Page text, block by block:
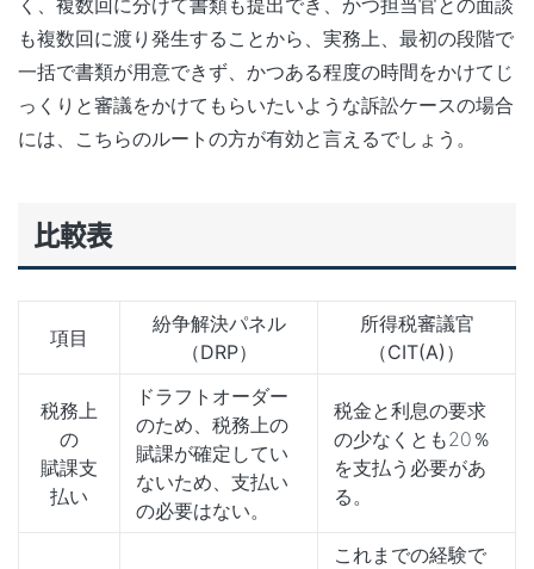
く、複数回に分けて書類も提出でき、かつ担当官との面談
も複数回に渡り発生することから、実務上、最初の段階で
一括で書類が用意できず、かつある程度の時間をかけてじ
っくりと審議をかけてもらいたいような訴訟ケースの場合
には、こちらのルートの方が有効と言えるでしょう。
比較表
項目
紛争解決パネル
（DRP）
所得税審議官
（CIT(A)）
税務上
の
賦課支
払い
ドラフトオーダー
のため、税務上の
賦課が確定してい
ないため、支払い
の必要はない。
税金と利息の要求
の少なくとも20％
を支払う必要があ
る。
これまでの経験で